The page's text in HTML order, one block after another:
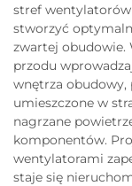
stref wentylatorów
stworzyć
zwartej obudowie.
przodu
wnętrza
umieszczone w
nagrzane
komponentów.
wentylatorami
staje się